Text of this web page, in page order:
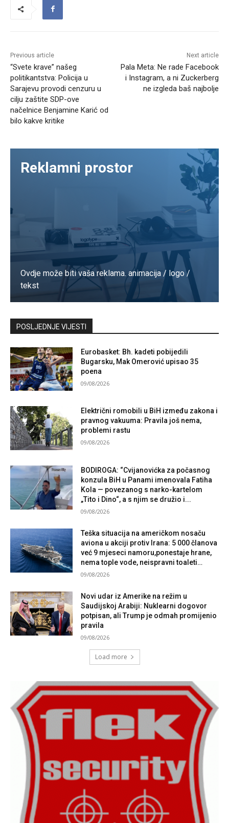
Previous article
“Svete krave” našeg
politikantstva: Policija u
Sarajevu provodi cenzuru u
cilju zaštite SDP-ove
načelnice Benjamine Karić od
bilo kakve kritike
Next article
Pala Meta: Ne rade Facebook
i Instagram, a ni Zuckerberg
ne izgleda baš najbolje
Reklamni prostor
Ovdje može biti vaša reklama. animacija / logo /
tekst
Kontaktirajte nas
POSLJEDNJE VIJESTI
Eurobasket: Bh. kadeti pobijedili
Bugarsku, Mak Omerović upisao 35
poena
09/08/2026
Električni romobili u BiH između zakona i
pravnog vakuuma: Pravila još nema,
problemi rastu
09/08/2026
BODIROGA: “Cvijanovićka za počasnog
konzula BiH u Panami imenovala Fatiha
Kola — povezanog s narko-kartelom
„Tito i Dino“, a s njim se družio i...
09/08/2026
Teška situacija na američkom nosaču
aviona u akciji protiv Irana: 5 000 članova
već 9 mjeseci namoru,ponestaje hrane,
nema tople vode, neispravni toaleti…
09/08/2026
Novi udar iz Amerike na režim u
Saudijskoj Arabiji: Nuklearni dogovor
potpisan, ali Trump je odmah promijenio
pravila
09/08/2026
Load more